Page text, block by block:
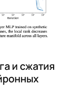
и сжатия